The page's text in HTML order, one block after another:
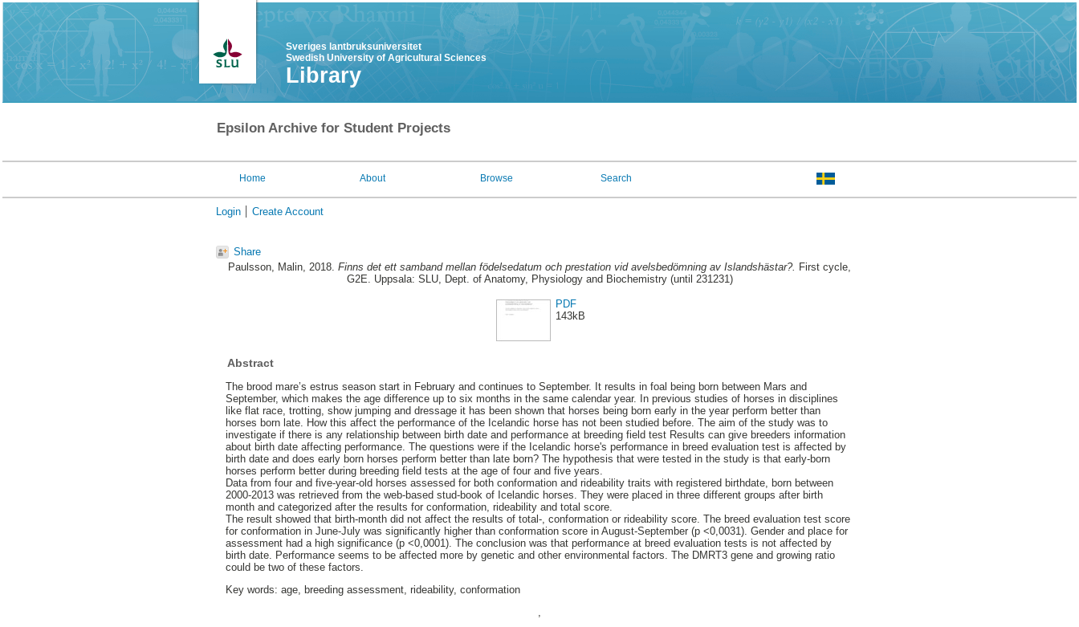
Sveriges lantbruksuniversitet
Swedish University of Agricultural Sciences
Library
Epsilon Archive for Student Projects
Home About Browse Search
Login Create Account
Share
Paulsson, Malin, 2018. Finns det ett samband mellan födelsedatum och prestation vid avelsbedömning av Islandshästar?. First cycle,
G2E. Uppsala: SLU, Dept. of Anatomy, Physiology and Biochemistry (until 231231)
PDF
143kB
Abstract
The brood mare’s estrus season start in February and continues to September. It results in foal being born between Mars and
September, which makes the age difference up to six months in the same calendar year. In previous studies of horses in disciplines
like flat race, trotting, show jumping and dressage it has been shown that horses being born early in the year perform better than
horses born late. How this affect the performance of the Icelandic horse has not been studied before. The aim of the study was to
investigate if there is any relationship between birth date and performance at breeding field test Results can give breeders information
about birth date affecting performance. The questions were if the Icelandic horse's performance in breed evaluation test is affected by
birth date and does early born horses perform better than late born? The hypothesis that were tested in the study is that early-born
horses perform better during breeding field tests at the age of four and five years.
Data from four and five-year-old horses assessed for both conformation and rideability traits with registered birthdate, born between
2000-2013 was retrieved from the web-based stud-book of Icelandic horses. They were placed in three different groups after birth
month and categorized after the results for conformation, rideability and total score.
The result showed that birth-month did not affect the results of total-, conformation or rideability score. The breed evaluation test score
for conformation in June-July was significantly higher than conformation score in August-September (p <0,0031). Gender and place for
assessment had a high significance (p <0,0001). The conclusion was that performance at breed evaluation tests is not affected by
birth date. Performance seems to be affected more by genetic and other environmental factors. The DMRT3 gene and growing ratio
could be two of these factors.
Key words: age, breeding assessment, rideability, conformation